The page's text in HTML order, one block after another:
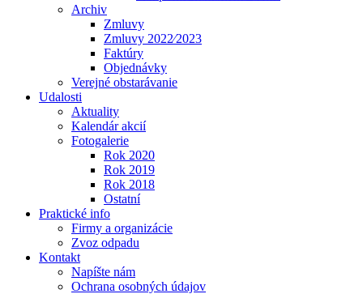
Archiv
Zmluvy
Zmluvy 2022⁄2023
Faktúry
Objednávky
Verejné obstarávanie
Udalosti
Aktuality
Kalendár akcií
Fotogalerie
Rok 2020
Rok 2019
Rok 2018
Ostatní
Praktické info
Firmy a organizácie
Zvoz odpadu
Kontakt
Napíšte nám
Ochrana osobných údajov